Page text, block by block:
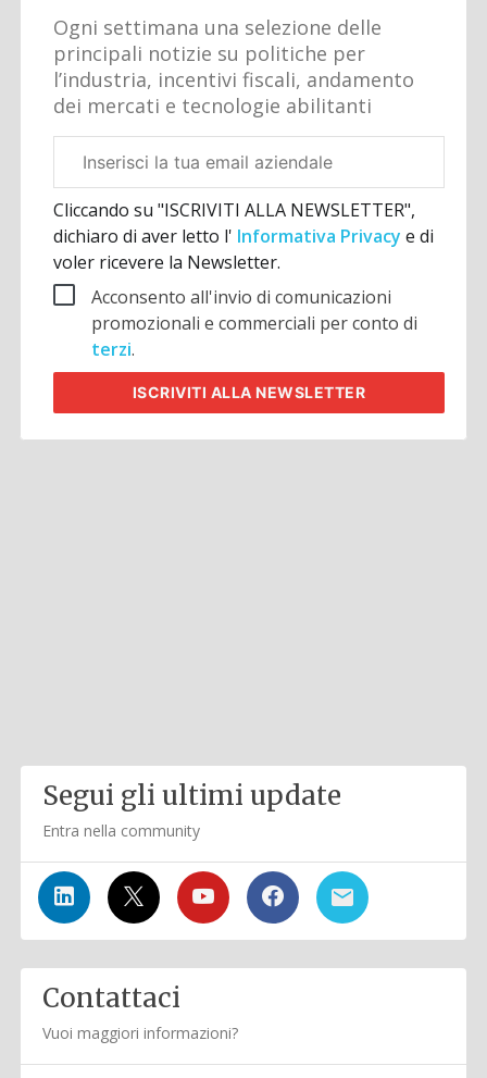
Ogni settimana una selezione delle
principali notizie su politiche per
l’industria, incentivi fiscali, andamento
dei mercati e tecnologie abilitanti
aziendale
Cliccando su "ISCRIVITI ALLA NEWSLETTER",
dichiaro di aver letto l' Informativa Privacye di
voler ricevere la Newsletter.
Acconsento all'invio di comunicazioni
promozionali e commerciali per conto di
terzi.
ISCRIVITI ALLA NEWSLETTER
Segui gli ultimi update
Entra nella community
Contattaci
Vuoi maggiori informazioni?